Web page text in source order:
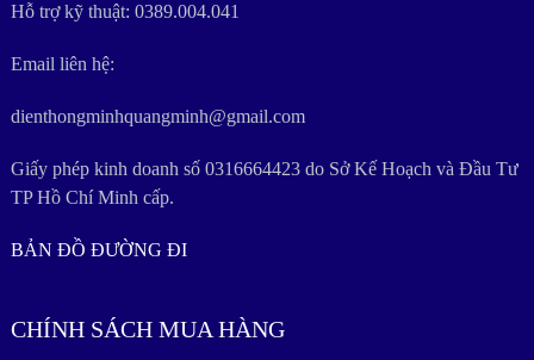
Hỗ trợ kỹ thuật: 0389.004.041
Email liên hệ:
dienthongminhquangminh@gmail.com
Giấy phép kinh doanh số 0316664423 do Sở Kế Hoạch và Đầu Tư
TP Hồ Chí Minh cấp.
BẢN ĐỒ ĐƯỜNG ĐI
CHÍNH SÁCH MUA HÀNG